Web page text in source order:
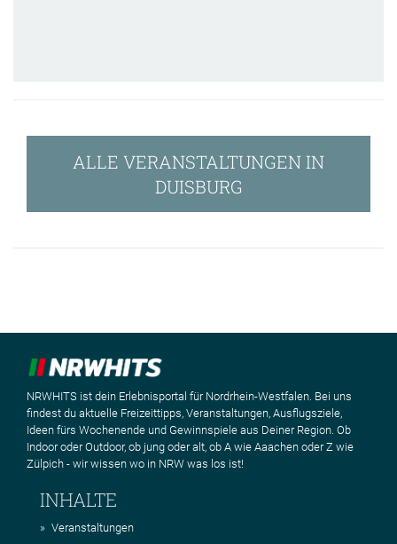
ALLE VERANSTALTUNGEN IN
DUISBURG
NRWHITS ist dein Erlebnisportal für Nordrhein-Westfalen. Bei uns
findest du aktuelle Freizeittipps, Veranstaltungen, Ausflugsziele,
Ideen fürs Wochenende und Gewinnspiele aus Deiner Region. Ob
Indoor oder Outdoor, ob jung oder alt, ob A wie Aaachen oder Z wie
Zülpich - wir wissen wo in NRW was los ist!
INHALTE
Veranstaltungen